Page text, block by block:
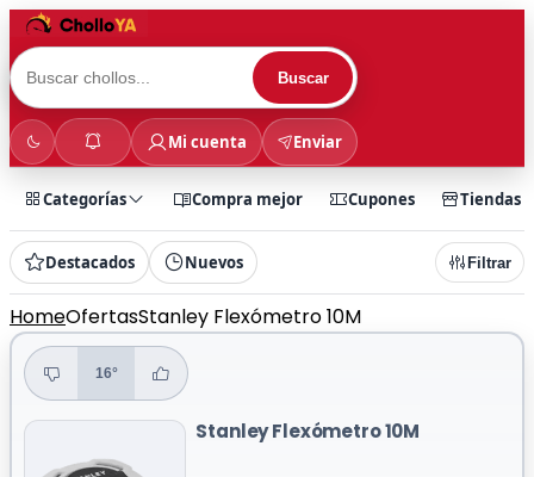
Buscar
Mi cuenta Enviar
Categorías Compra mejor Cupones Tiendas
Destacados Nuevos Filtrar
HomeOfertasStanley Flexómetro 10M
16°
Stanley Flexómetro 10M